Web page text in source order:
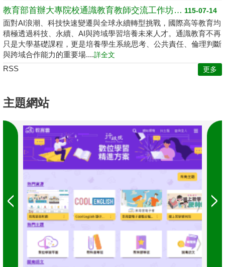
115-07-14
教育部首辦大專院校通識教育教師交流工作坊 邁向2050共創未來永續大學
面對AI浪潮、科技快速變遷與全球永續轉型挑戰，國際高等教育均
積極透過科技、永續、AI與跨域學習培養未來人才。通識教育不再
只是大學基礎課程，更是培養學生系統思考、公共責任、倫理判斷
與跨域合作能力的重要場....詳全文
RSS 更多
主題網站